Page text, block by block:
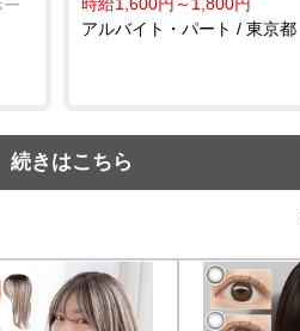
アルバイト・パート / 東京都
続きはこちら